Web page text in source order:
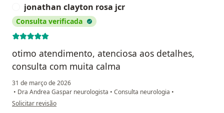
jonathan clayton rosa jcr
Consulta verificada
otimo atendimento, atenciosa aos detalhes,
consulta com muita calma
31 de março de 2026
• Dra Andrea Gaspar neurologista • Consulta neurologia •
na opinião do utilizador jonathan clayton rosa jcr
Solicitar revisão